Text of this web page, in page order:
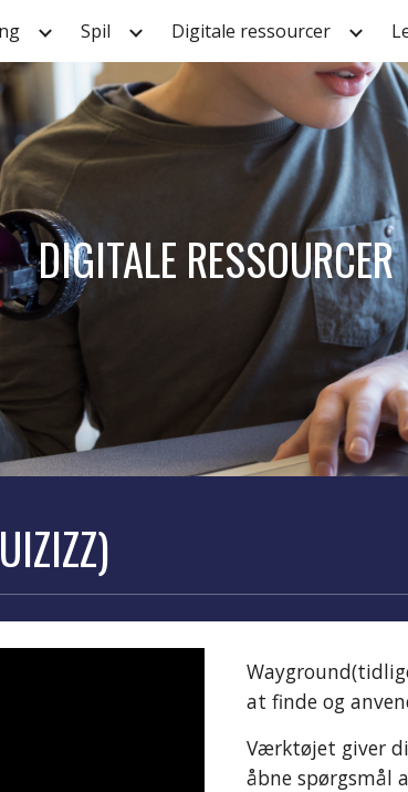
main content Skip
Spil Digitale ressourcer
DIGITALE RESSOURCER
at finde og
Værktøjet giver
åbne spørgsmål